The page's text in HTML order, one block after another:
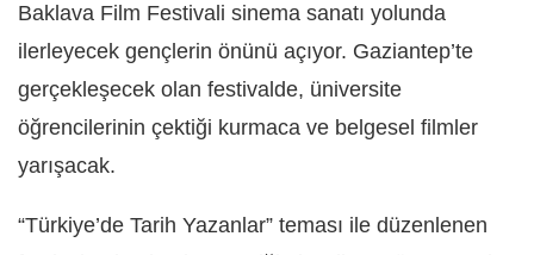
Baklava Film Festivali sinema sanatı yolunda
ilerleyecek gençlerin önünü açıyor. Gaziantep’te
gerçekleşecek olan festivalde, üniversite
öğrencilerinin çektiği kurmaca ve belgesel filmler
yarışacak.
“Türkiye’de Tarih Yazanlar” teması ile düzenlenen